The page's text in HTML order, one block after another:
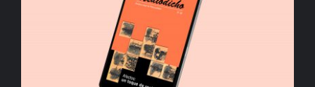
AÑADIR AL CARRITO /